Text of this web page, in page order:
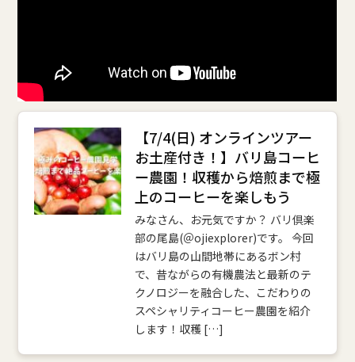
【7/4(日) オンラインツアー
お土産付き！】バリ島コーヒ
ー農園！収穫から焙煎まで極
上のコーヒーを楽しもう
みなさん、お元気ですか？ バリ倶楽
部の尾島(＠ojiexplorer)です。 今回
はバリ島の山間地帯にあるボン村
で、昔ながらの有機農法と最新のテ
クノロジーを融合した、こだわりの
スペシャリティコーヒー農園を紹介
します！収穫 […]